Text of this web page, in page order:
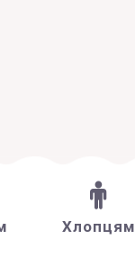
Хлопцям